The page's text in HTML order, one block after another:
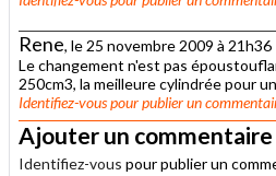
Rene, le 25 novembre 2009 à 21h36
Le changement n'est pas
250cm3, la meilleure cylindrée pour
Identifiez-vouspour publier un
Ajouter un commentaire
Identifiez-vous pour publier un